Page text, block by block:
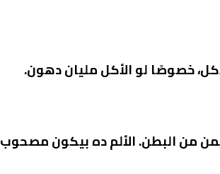
خصوصًا لو الأكل مليان دهون.
من البطن. الألم ده بيكون مصحوب